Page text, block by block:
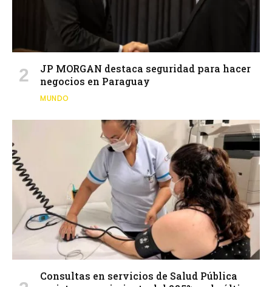
JP MORGAN destaca seguridad para hacer
negocios en Paraguay
MUNDO
Consultas en servicios de Salud Pública